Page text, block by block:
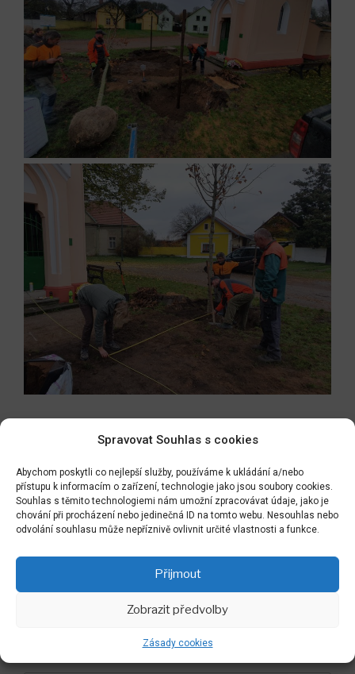
Spravovat Souhlas s cookies
Abychom poskytli co nejlepší služby, používáme k ukládání a/nebo
přístupu k informacím o zařízení, technologie jako jsou soubory cookies.
Souhlas s těmito technologiemi nám umožní zpracovávat údaje, jako je
chování při procházení nebo jedinečná ID na tomto webu. Nesouhlas nebo
odvolání souhlasu může nepříznivě ovlivnit určité vlastnosti a funkce.
Přijmout
Zobrazit předvolby
Zásady cookies
pro
příspěvek
příspěvek
MNICHOV GK zde pracujeme nejen jako zahradníci
a arboristé, ale i jako zedníci na lanech :-)
Následující
příspěvek
NÁSLEDUJÍCÍ
DALŠÍ ETAPA ZAHRADNICKÝCH PRACÍ A
MALTOVÝCH CEST V HABŘINĚ VE VÝCHODNÍCH